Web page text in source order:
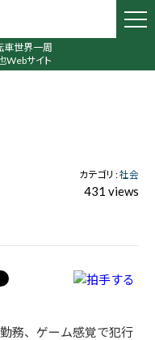
車世界一周
Webサイト
カテゴリ :社会
431 views
務、ゲーム感覚で犯行